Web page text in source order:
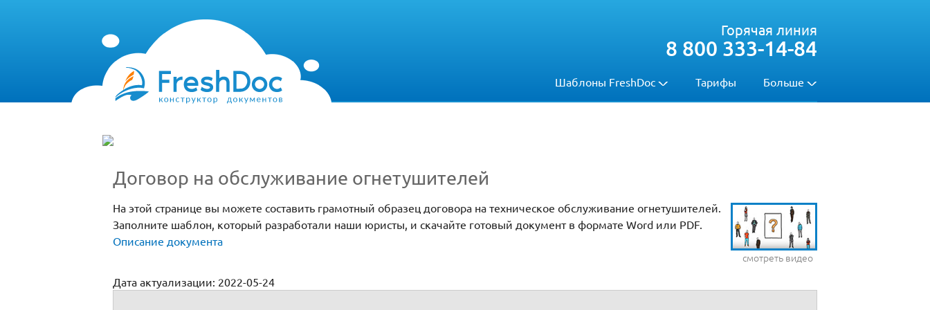
Шаблоны FreshDoc Тарифы Больше
Горячая линия
8 800 333-14-84
Договор на обслуживание огнетушителей
смотреть видео
На этой странице вы можете составить грамотный образец договора на техническое обслуживание огнетушителей.
Заполните шаблон, который разработали наши юристы, и скачайте готовый документ в формате Word или PDF.
Описание документа
Дата актуализации: 2022-05-24